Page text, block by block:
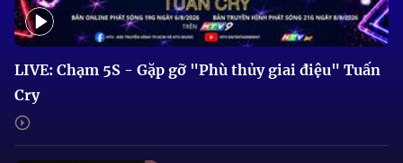
LIVE: Chạm 5S - Gặp gỡ "Phù thủy giai điệu" Tuấn
Cry